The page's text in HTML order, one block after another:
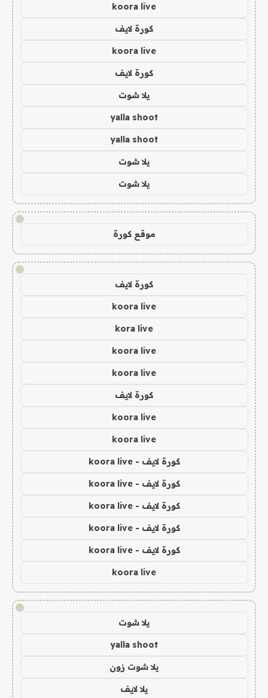
koora live
كورة لايف
koora live
كورة لايف
يلا شوت
yalla shoot
yalla shoot
يلا شوت
يلا شوت
!
موقع كورة
!
كورة لايف
koora live
kora live
koora live
koora live
كورة لايف
koora live
koora live
كورة لايف - koora live
كورة لايف - koora live
كورة لايف - koora live
كورة لايف - koora live
كورة لايف - koora live
koora live
!
يلا شوت
yalla shoot
يلا شوت زون
يلا لايف